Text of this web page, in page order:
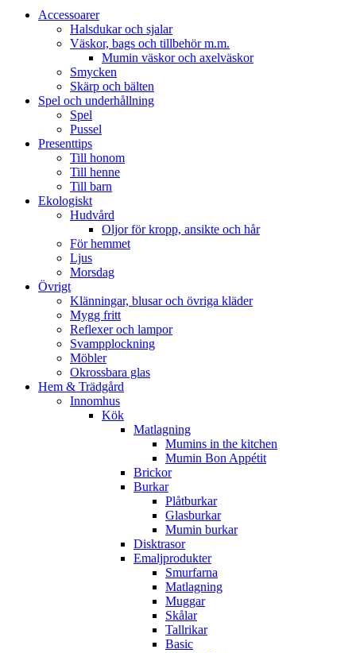
Accessoarer
Halsdukar och sjalar
Väskor, bags och tillbehör m.m.
Mumin väskor och axelväskor
Smycken
Skärp och bälten
Spel och underhållning
Spel
Pussel
Presenttips
Till honom
Till henne
Till barn
Ekologiskt
Hudvård
Oljor för kropp, ansikte och hår
För hemmet
Ljus
Morsdag
Övrigt
Klänningar, blusar och övriga kläder
Mygg fritt
Reflexer och lampor
Svampplockning
Möbler
Okrossbara glas
Hem & Trädgård
Innomhus
Kök
Matlagning
Mumins in the kitchen
Mumin Bon Appétit
Brickor
Burkar
Plåtburkar
Glasburkar
Mumin burkar
Disktrasor
Emaljprodukter
Smurfarna
Matlagning
Muggar
Skålar
Tallrikar
Basic